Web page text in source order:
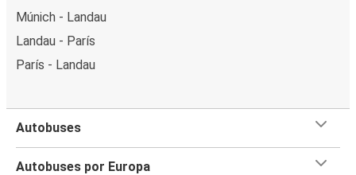
Múnich - Landau
Landau - París
París - Landau
Autobuses
Autobuses por Europa